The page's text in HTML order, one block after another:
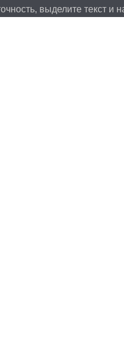
выделите текст и